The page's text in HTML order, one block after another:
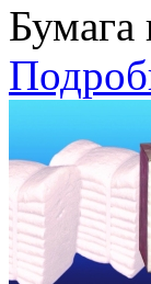
Бумага